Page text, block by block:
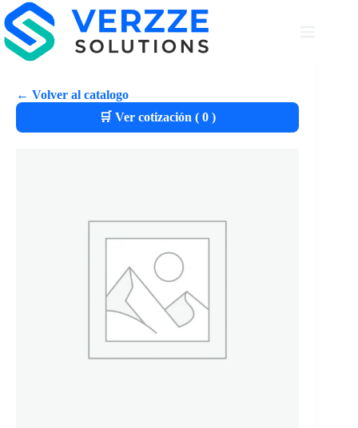
← Volver al catalogo
🛒 Ver cotización ( 0)